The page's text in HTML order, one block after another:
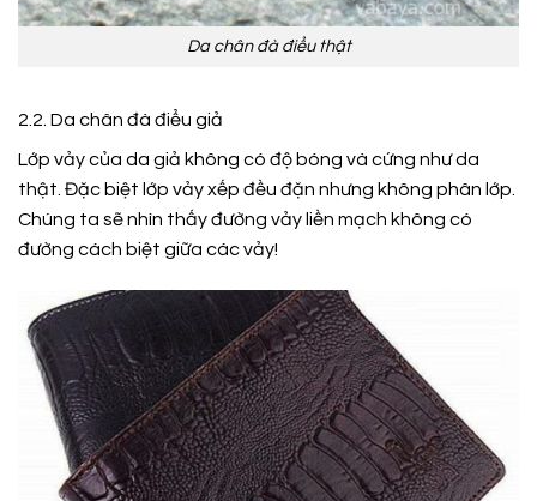
Da chân đà điểu thật
2.2. Da chân đà điểu giả
Lớp vảy của da giả không có độ bóng và cứng như da
thật. Đặc biệt lớp vảy xếp đều đặn nhưng không phân lớp.
Chúng ta sẽ nhìn thấy đường vảy liền mạch không có
đường cách biệt giữa các vảy!